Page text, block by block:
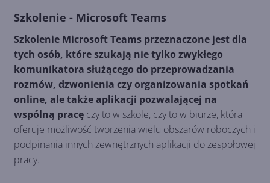
Szkolenie - Microsoft Teams
Szkolenie Microsoft Teams przeznaczone jest dla
tych osób, które szukają nie tylko zwykłego
komunikatora służącego do przeprowadzania
rozmów, dzwonienia czy organizowania spotkań
online, ale także aplikacji pozwalającej na
wspólną pracę czy to w szkole, czy to w biurze, która
oferuje możliwość tworzenia wielu obszarów roboczych i
podpinania innych zewnętrznych aplikacji do zespołowej
pracy.